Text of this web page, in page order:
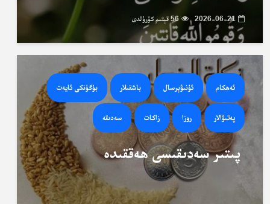
2026-06-21 56 قېتىم كۆرۈلدى
ئەھكام ئۇنىۋېرسال باشقىلار بۈگۈنكى ئايەت
پەتىۋالار روزا زاكات سەدىقە
پىتىر سەدىقىسى ھەققىدە